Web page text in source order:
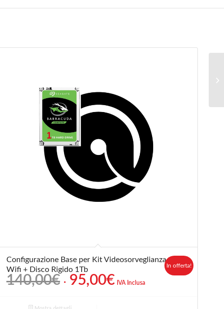
Configurazione Base per Kit Videosorveglianza
Wifi + Disco Rigido 1Tb
140,00€ Il
prezzo
originale
95,00€IlIVA Inclusa
In offerta!